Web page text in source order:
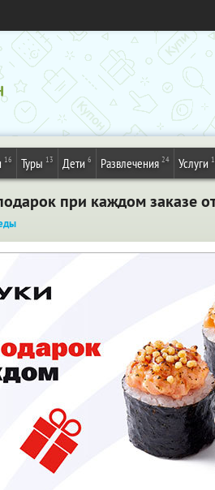
16 Туры 13 Дети 6 Развлечения 24 Услуги
при каждом заказе